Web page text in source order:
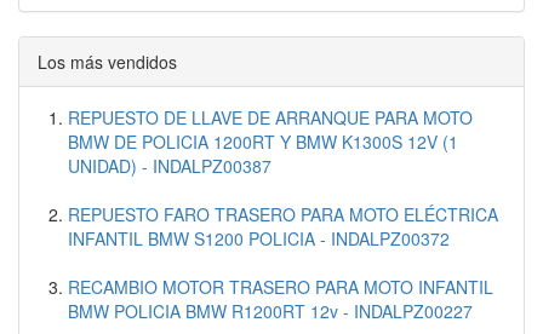
Los más vendidos
REPUESTO DE LLAVE DE ARRANQUE PARA MOTO
BMW DE POLICIA 1200RT Y BMW K1300S 12V (1
UNIDAD) - INDALPZ00387
REPUESTO FARO TRASERO PARA MOTO ELÉCTRICA
INFANTIL BMW S1200 POLICIA - INDALPZ00372
RECAMBIO MOTOR TRASERO PARA MOTO INFANTIL
BMW POLICIA BMW R1200RT 12v - INDALPZ00227